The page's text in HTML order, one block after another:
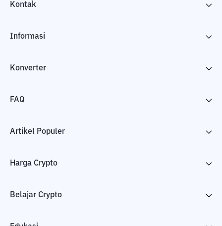
Kontak
Informasi
Konverter
FAQ
Artikel Populer
Harga Crypto
Belajar Crypto